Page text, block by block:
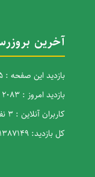
آخرین
بازدید این صفحه : 515 نفر
بازدید امروز : 2083 نفر
کاربران آنلاین : 3 نفر
کل بازدید: 1387149 نفر